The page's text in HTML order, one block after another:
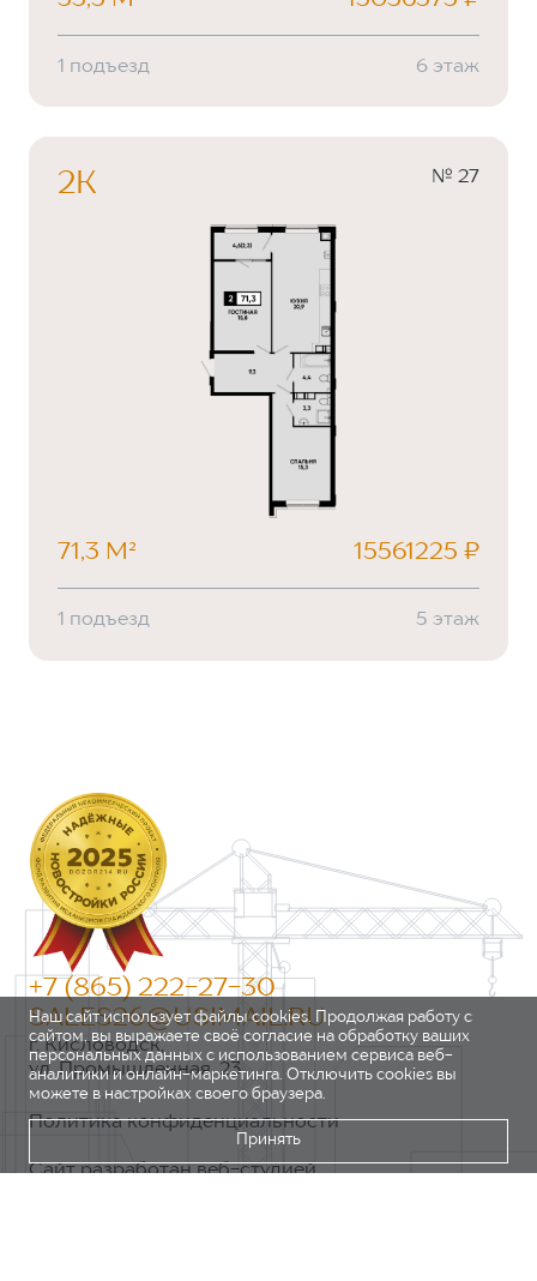
1 подъезд 6 этаж
2К № 27
71,3 М² 15561225 ₽
1 подъезд 5 этаж
+7 (865) 222-27-30
SALES26@USIMAIL.RU
г. Кисловодск,
ул. Промышленная, 23
Политика конфиденциальности
Сайт разработан веб-студией
Наш сайт использует файлы cookies. Продолжая работу с
сайтом, вы выражаете своё согласие на обработку ваших
персональных данных с использованием сервиса веб-
аналитики и онлайн-маркетинга. Отключить cookies вы
можете в настройках своего браузера.
Принять